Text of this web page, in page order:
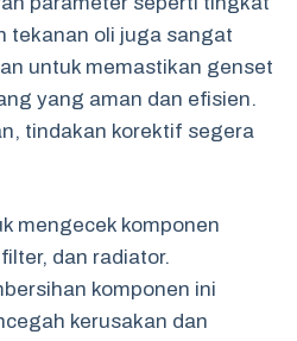
tekanan oli juga sangat
untuk memastikan genset
yang aman dan efisien.
tindakan korektif segera
mengecek komponen
dan radiator.
komponen ini
kerusakan dan